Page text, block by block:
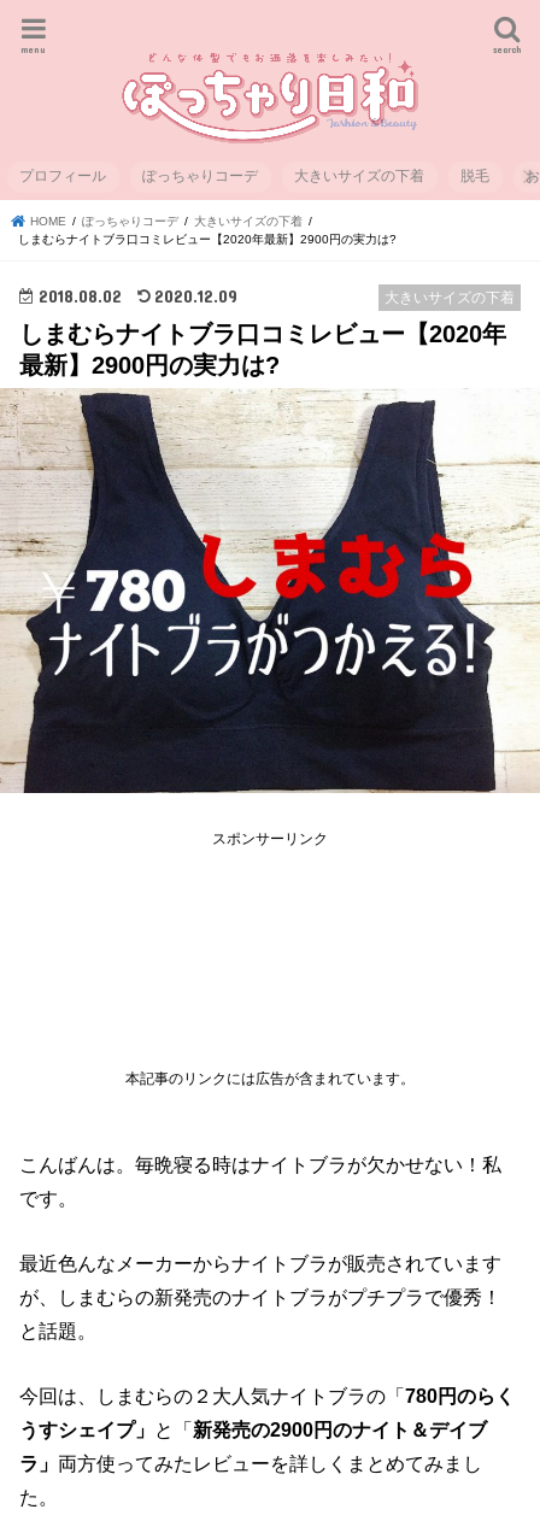
search
menu
プロフィール ぽっちゃりコーデ 大きいサイズの下着 脱毛
HOME ぽっちゃりコーデ
大きいサイズの下着
しまむらナイトブラ口コミレビュー【2020年最新】2900円の実力は?
大きいサイズの下着
2018.08.02 2020.12.09
しまむらナイトブラ口コミレビュー【2020年
最新】2900円の実力は?
スポンサーリンク
本記事のリンクには広告が含まれています。
こんばんは。毎晩寝る時はナイトブラが欠かせない！私
です。
最近色んなメーカーからナイトブラが販売されています
が、しまむらの新発売のナイトブラがプチプラで優秀！
と話題。
今回は、しまむらの２大人気ナイトブラの「780円のらく
うすシェイプ」 と「新発売の2900円のナイト＆デイブ
ラ」 両方使ってみたレビューを詳しくまとめてみまし
た。